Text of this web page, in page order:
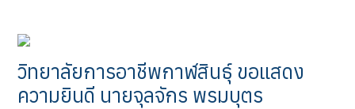
วิทยาลัยการอาชีพกาฬสินธุ์ ขอแสดง
ความยินดี นายจุลจักร พรมบุตร